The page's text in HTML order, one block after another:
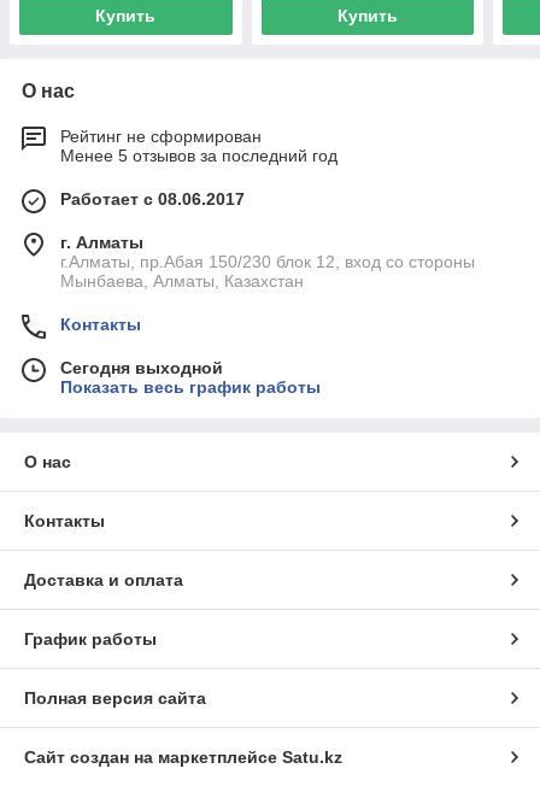
Купить Купить
О нас
Рейтинг не сформирован
Менее 5 отзывов за последний год
Работает с 08.06.2017
г. Алматы
г.Алматы, пр.Абая 150/230 блок 12, вход со стороны
Мынбаева, Алматы, Казахстан
Контакты
Сегодня выходной
Показать весь график работы
О нас
Контакты
Доставка и оплата
График работы
Полная версия сайта
Сайт создан на маркетплейсе Satu.kz